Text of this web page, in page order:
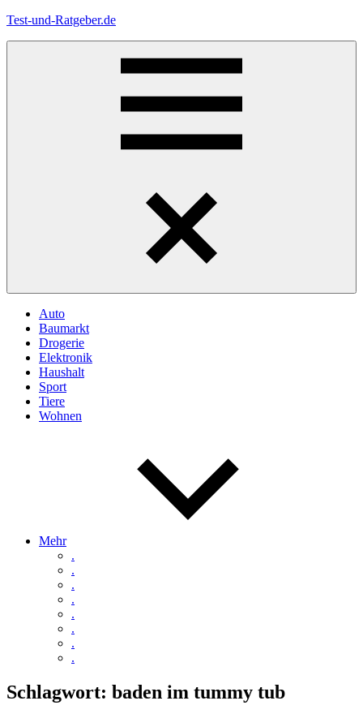
Zum
Test-und-Ratgeber.de
Auto
Baumarkt
Drogerie
Elektronik
Haushalt
Sport
Tiere
Wohnen
Mehr
.
.
.
.
.
.
.
.
Schlagwort: baden im tummy tub